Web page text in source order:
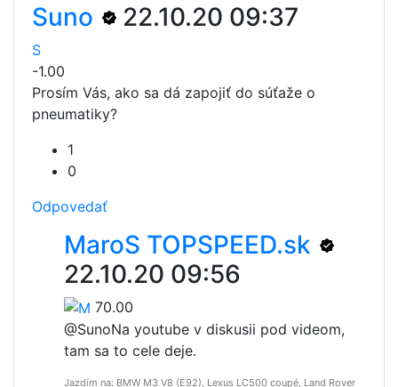
Suno 22.10.20 09:37
S
-1.00
Prosím Vás, ako sa dá zapojiť do súťaže o
pneumatiky?
1
0
Odpovedať
MaroS TOPSPEED.sk
22.10.20 09:56
70.00
@SunoNa youtube v diskusii pod videom,
tam sa to cele deje.
Jazdím na: BMW M3 V8 (E92), Lexus LC500 coupé, Land Rover